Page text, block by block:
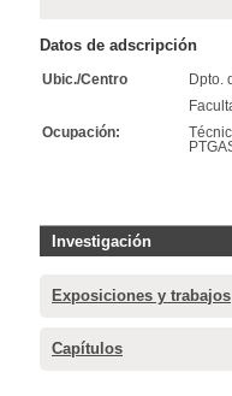
Datos de adscripción
Ubic./Centro
Dpto.
Ocupación:
Investigación
Exposiciones y trabajos
Capítulos